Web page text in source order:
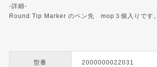
-詳細-
Round Tip Marker のペン先 mop３個入りです。
型番 2000000022031